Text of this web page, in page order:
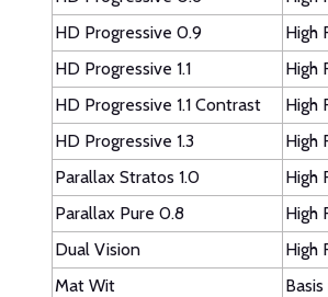
HD Progressive 0.9
High
HD Progressive 1.1
High
HD Progressive 1.1 Contrast
High
HD Progressive 1.3
High
Parallax Stratos 1.0
High
Parallax Pure 0.8
High
Dual Vision
High
Mat Wit